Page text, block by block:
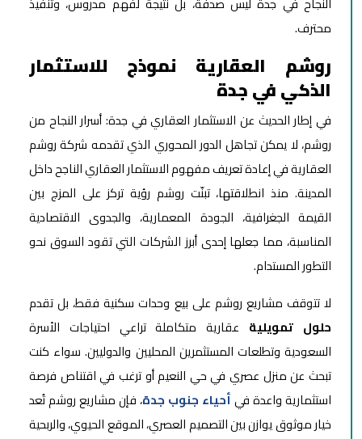
محترف.
روشم العقارية نموذج للاستثمار
الذكي في جدة
في إطار الحديث عن الاستثمار العقاري في جدة: أسرار النجاح من
روشم، لا يمكن تجاهل الدور المحوري الذي تقدمه شركة روشم
العقارية في إعادة تعريف مفهوم الاستثمار العقاري الناجح داخل
المدينة. منذ انطلاقتها، تبنّت روشم رؤية تركز على المزج بين
القيمة الجغرافية، الجودة المعمارية، والجدوى الاقتصادية
المناسبة، مما جعلها إحدى أبرز الشركات التي تقود السوق نحو
التطور المستدام.
لا تتوقف مشاريع روشم على بيع وحدات سكنية فقط، بل تقدم
حلول تمويلية عقارية متكاملة تراعي احتياجات الأسرة
السعودية وتطلعات المستثمرين المحليين والدوليين. سواء كنت
تبحث عن منزل عصري في حي النعيم أو ترغب في اقتناص فرصة
استثمارية واعدة فيأحياء جنوب جدة، فإن مشاريع روشم تُعد
خيار موثوق يوازن بين التصميم العصري، الموقع الحيوي، والربحية